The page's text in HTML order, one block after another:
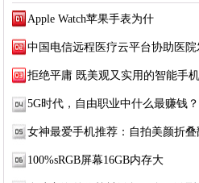
Apple Watch苹果手表为什
中国电信远程医疗云平台协助医院
拒绝平庸 既美观又实用的智能手
5G时代，自由职业中什么最赚钱？
女神最爱手机推荐：自拍美颜折叠
100%sRGB屏幕16GB内存大